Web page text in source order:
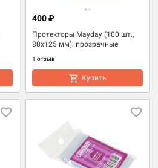
Протекторы Mayday (100 шт.,
88x125 мм): прозрачные
1 отзыв
400 ₽
Купить